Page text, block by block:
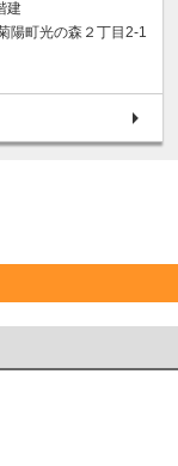
建
陽町光の森２丁目2-1